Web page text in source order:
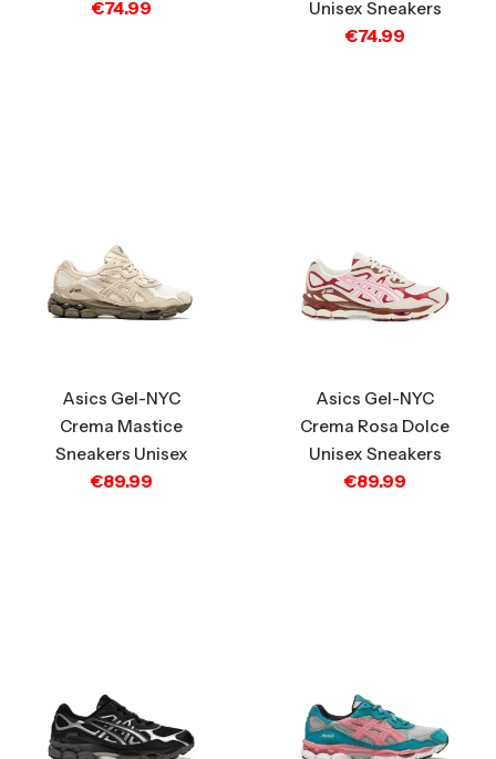
€74.99 Unisex Sneakers
€74.99
Asics Gel-NYC
Crema Mastice
Sneakers Unisex
€89.99
Asics Gel-NYC
Crema Rosa Dolce
Unisex Sneakers
€89.99